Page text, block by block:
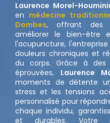
Laurence Morel-
en médecine
Dombes, offrant des
améliorer le bien-être
l'acupuncture,
douleurs chroniques et
du corps. Grâce à des
éprouvées, Laurence
moments de détente
stress et les tensions
personnalisé pour
chaque individu,
et durables. Votre